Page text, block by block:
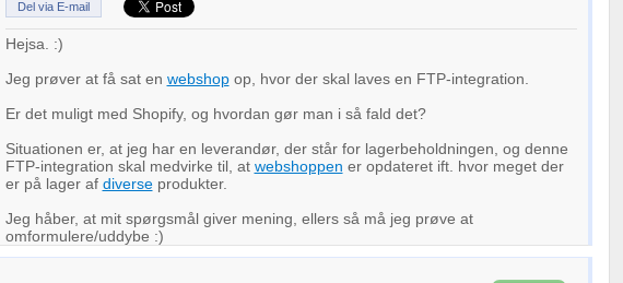
Del via E-mail
Hejsa. :)
Jeg prøver at få sat en webshopop, hvor der skal laves en FTP-integration.
Er det muligt med Shopify, og hvordan gør man i så fald det?
Situationen er, at jeg har en leverandør, der står for lagerbeholdningen, og denne
FTP-integration skal medvirke til, at webshoppen er opdateret ift. hvor meget der
er på lager af diverseprodukter.
Jeg håber, at mit spørgsmål giver mening, ellers så må jeg prøve at
omformulere/uddybe :)